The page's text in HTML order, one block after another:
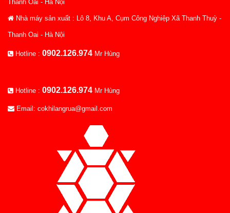
Thanh Oai - Hà Nội
Nhà máy sản xuất : Lô 8, Khu A, Cụm Công Nghiệp Xã Thanh Thuỳ -
Thanh Oai - Hà Nội
Hotline : 0902.126.974 Mr Hùng
Hotline : 0902.126.974 Mr Hùng
Email: cokhilangrua@gmail.com